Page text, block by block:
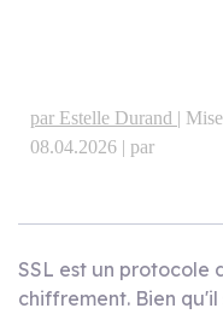
par Estelle Durand |
08.04.2026 | par
SSL est un protocole
chiffrement. Bien